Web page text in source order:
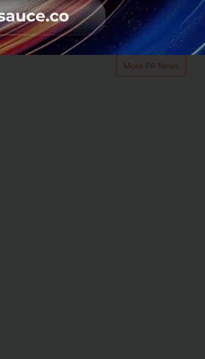
SME Business
More PR News